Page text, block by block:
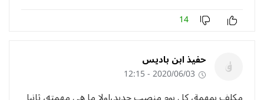
14
حفيذ ابن باديس
2020/06/03 - 12:15